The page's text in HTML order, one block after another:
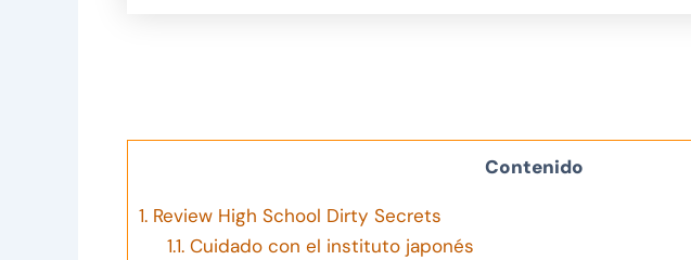
Contenido
1. Review High School Dirty Secrets
1.1.Cuidado con el instituto japonés